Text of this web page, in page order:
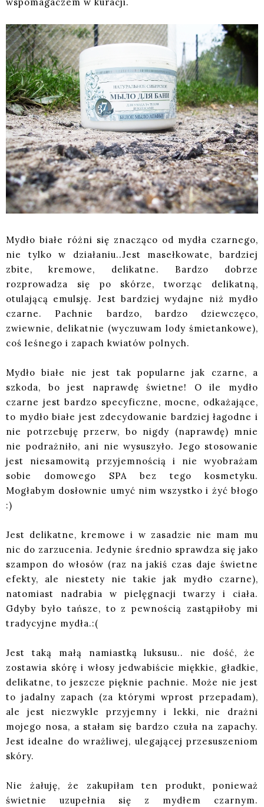
Mydło białe różni się znacząco od mydła czarnego,
nie tylko w działaniu..Jest masełkowate, bardziej
zbite, kremowe, delikatne. Bardzo dobrze
rozprowadza się po skórze, tworząc delikatną,
otulającą emulsję. Jest bardziej wydajne niż mydło
czarne. Pachnie bardzo, bardzo dziewczęco,
zwiewnie, delikatnie (wyczuwam lody śmietankowe),
coś leśnego i zapach kwiatów polnych.
Mydło białe nie jest tak popularne jak czarne, a
szkoda, bo jest naprawdę świetne! O ile mydło
czarne jest bardzo specyficzne, mocne, odkażające,
to mydło białe jest zdecydowanie bardziej łagodne i
nie potrzebuję przerw, bo nigdy (naprawdę) mnie
nie podrażniło, ani nie wysuszyło. Jego stosowanie
jest niesamowitą przyjemnością i nie wyobrażam
sobie domowego SPA bez tego kosmetyku.
Mogłabym dosłownie umyć nim wszystko i żyć błogo
:)
Jest delikatne, kremowe i w zasadzie nie mam mu
nic do zarzucenia. Jedynie średnio sprawdza się jako
szampon do włosów (raz na jakiś czas daje świetne
efekty, ale niestety nie takie jak mydło czarne),
natomiast nadrabia w pielęgnacji twarzy i ciała.
Gdyby było tańsze, to z pewnością zastąpiłoby mi
tradycyjne mydła.:(
Jest taką małą namiastką luksusu.. nie dość, że
zostawia skórę i włosy jedwabiście miękkie, gładkie,
delikatne, to jeszcze pięknie pachnie. Może nie jest
to jadalny zapach (za którymi wprost przepadam),
ale jest niezwykle przyjemny i lekki, nie drażni
mojego nosa, a stałam się bardzo czuła na zapachy.
Jest idealne do wrażliwej, ulegającej przesuszeniom
skóry.
Nie żałuję, że zakupiłam ten produkt, ponieważ
świetnie uzupełnia się z mydłem czarnym.